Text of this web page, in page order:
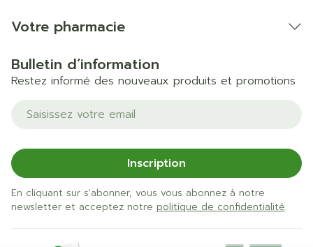
Votre pharmacie
Bulletin d’information
Restez informé des nouveaux produits et promotions
Adresse mail
Inscription
En cliquant sur s'abonner, vous vous abonnez à notre
newsletter et acceptez notre politique de confidentialité.